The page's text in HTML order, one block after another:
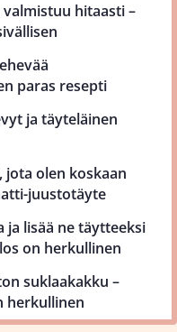
hitaasti –
paras resepti
ja täyteläinen
jota olen koskaan
juustotäyte
ja lisää ne täytteeksi
on herkullinen
suklaakakku –
herkullinen